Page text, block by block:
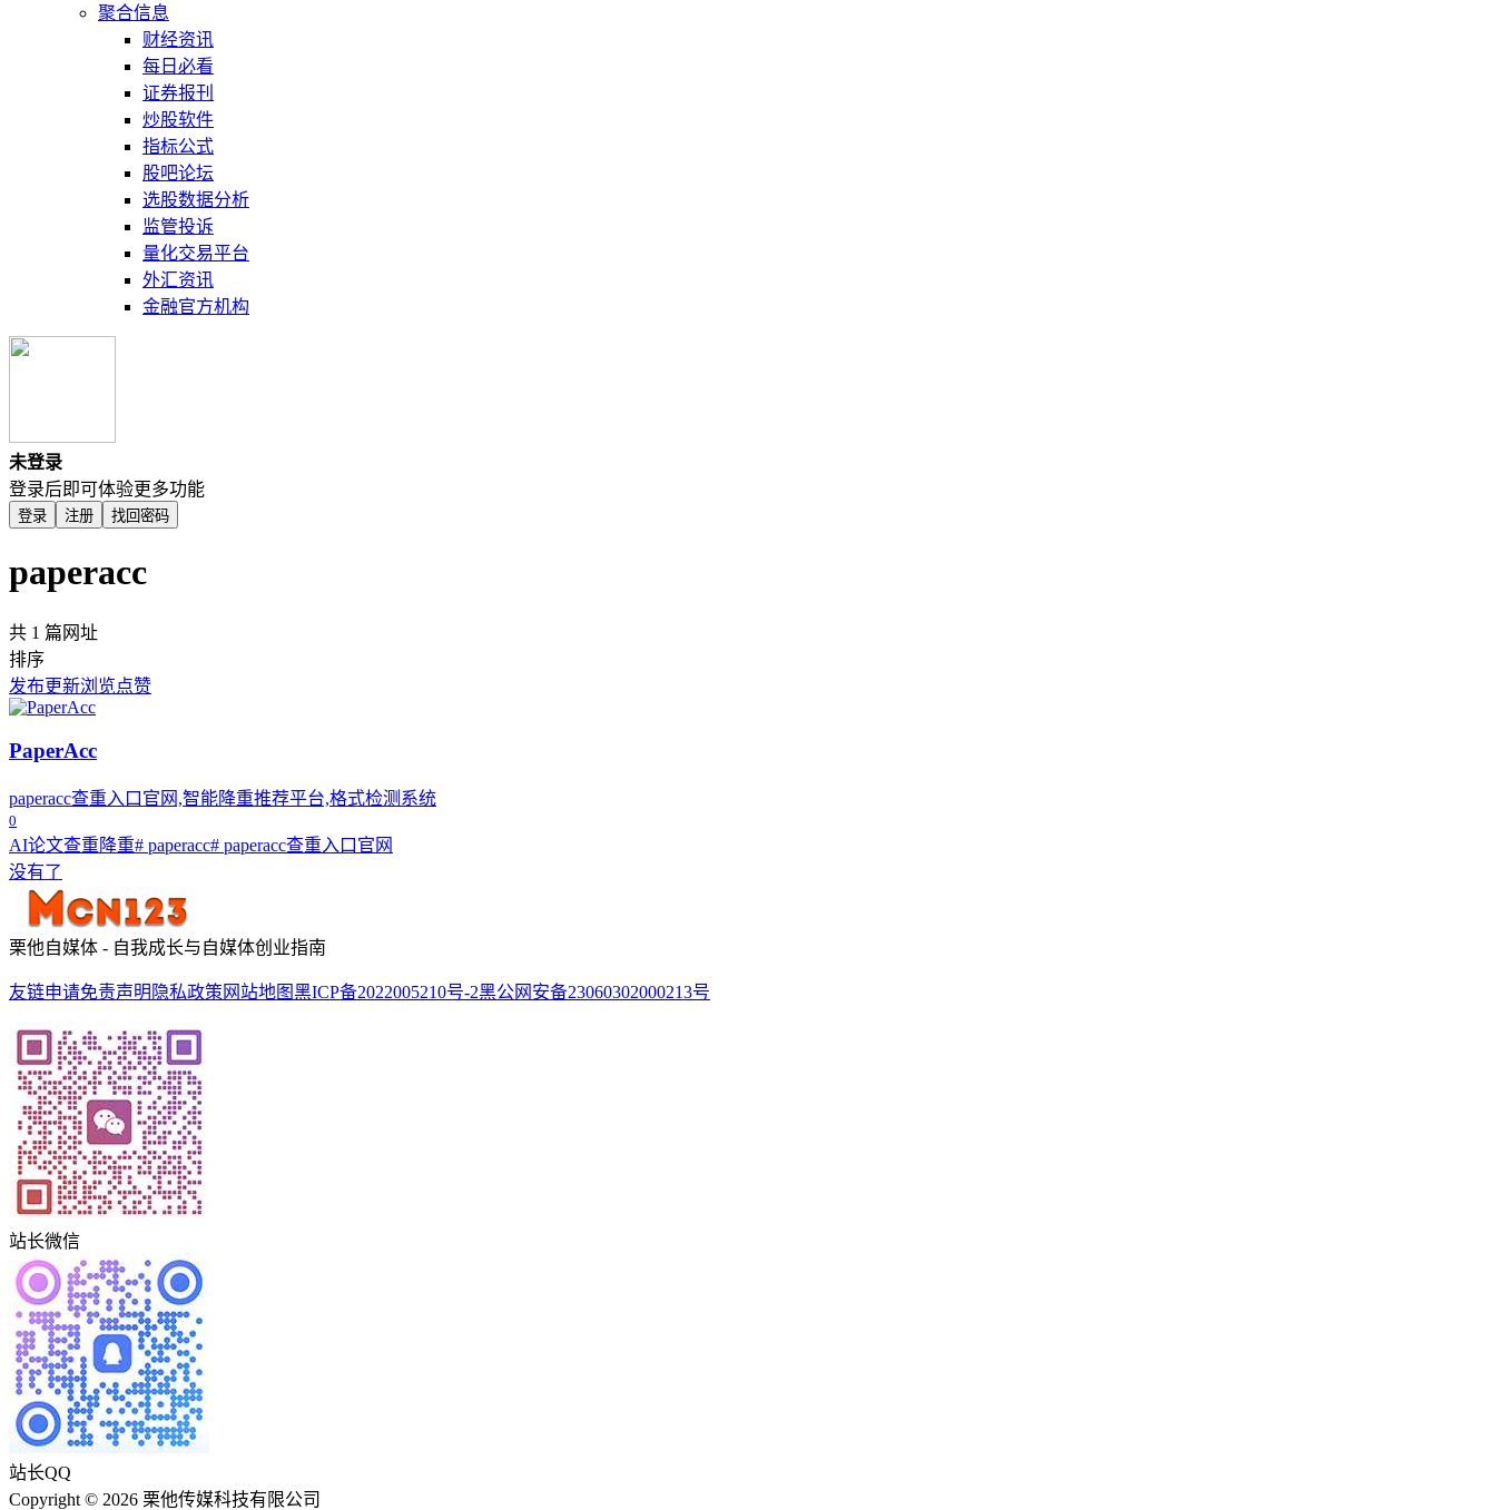
聚合信息
财经资讯
每日必看
证券报刊
炒股软件
指标公式
股吧论坛
选股数据分析
监管投诉
量化交易平台
外汇资讯
金融官方机构
未登录
登录后即可体验更多功能
登录 注册 找回密码
paperacc
共 1 篇网址
排序
发布更新浏览点赞
PaperAcc
paperacc查重入口官网,智能降重推荐平台,格式检测系统
0
AI论文查重降重# paperacc# paperacc查重入口官网
没有了
栗他自媒体 - 自我成长与自媒体创业指南
友链申请免责声明 隐私政策 网站地图黑ICP备2022005210号-2黑公网安备23060302000213号
站长微信
站长QQ
Copyright © 2026 栗他传媒科技有限公司